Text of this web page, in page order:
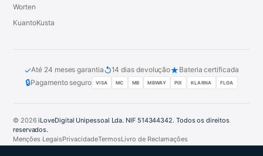
Worten
KuantoKusta
✓Até 24 meses garantia↺14 dias devolução★ Bateria certificada
🔒Pagamento seguro VISA MC MB MBWAY PIX KLARNA FLOA
© 2026iLoveDigital Unipessoal Lda. NIF 514344342. Todos os direitos
reservados.
Menções LegaisPrivacidadeTermosLivro de Reclamações
PT DE ES FR IT